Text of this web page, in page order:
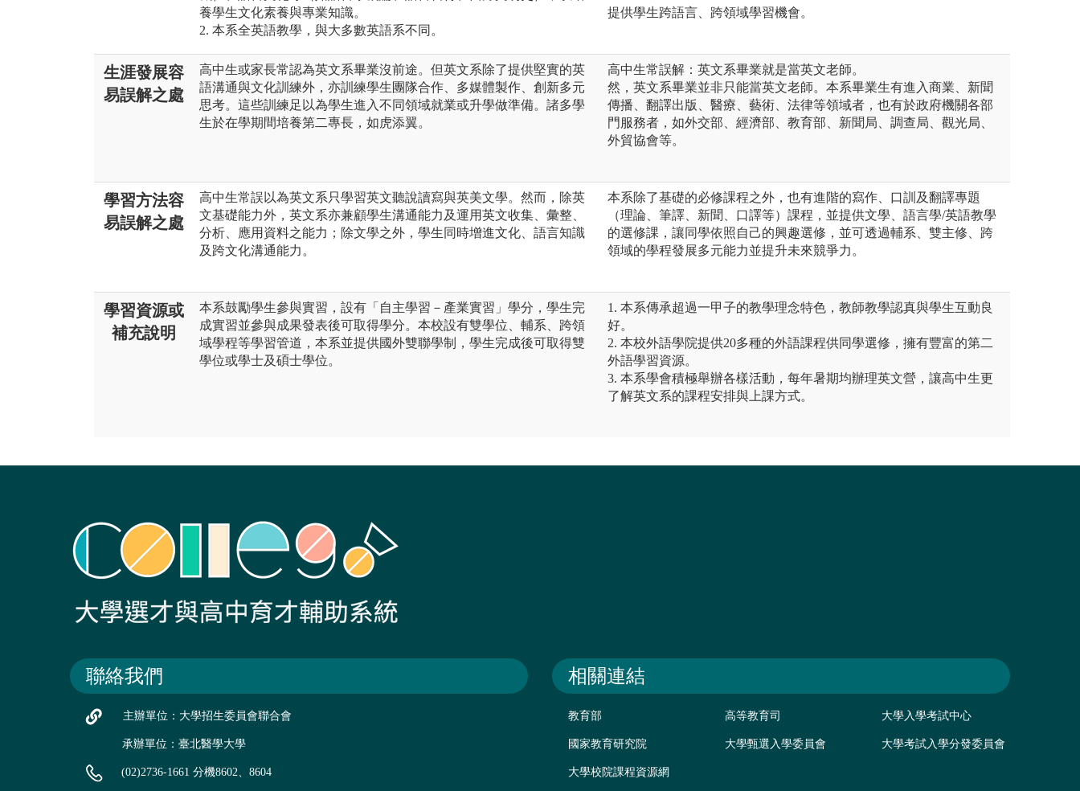
養學生文化素養與專業知識。
2. 本系全英語教學，與大多數英語系不同。
提供學生跨語言、跨領域學習機會。
生涯發展容
易誤解之處
高中生或家長常認為英文系畢業沒前途。但英文系除了提供堅實的英
語溝通與文化訓練外，亦訓練學生團隊合作、多媒體製作、創新多元
思考。這些訓練足以為學生進入不同領域就業或升學做準備。諸多學
生於在學期間培養第二專長，如虎添翼。
高中生常誤解：英文系畢業就是當英文老師。
然，英文系畢業並非只能當英文老師。本系畢業生有進入商業、新聞
傳播、翻譯出版、醫療、藝術、法律等領域者，也有於政府機關各部
門服務者，如外交部、經濟部、教育部、新聞局、調查局、觀光局、
外貿協會等。
學習方法容
易誤解之處
高中生常誤以為英文系只學習英文聽說讀寫與英美文學。然而，除英
文基礎能力外，英文系亦兼顧學生溝通能力及運用英文收集、彙整、
分析、應用資料之能力；除文學之外，學生同時增進文化、語言知識
及跨文化溝通能力。
本系除了基礎的必修課程之外，也有進階的寫作、口訓及翻譯專題
（理論、筆譯、新聞、口譯等）課程，並提供文學、語言學/英語教學
的選修課，讓同學依照自己的興趣選修，並可透過輔系、雙主修、跨
領域的學程發展多元能力並提升未來競爭力。
學習資源或
補充說明
本系鼓勵學生參與實習，設有「自主學習－產業實習」學分，學生完
成實習並參與成果發表後可取得學分。本校設有雙學位、輔系、跨領
域學程等學習管道，本系並提供國外雙聯學制，學生完成後可取得雙
學位或學士及碩士學位。
1. 本系傳承超過一甲子的教學理念特色，教師教學認真與學生互動良
好。
2. 本校外語學院提供20多種的外語課程供同學選修，擁有豐富的第二
外語學習資源。
3. 本系學會積極舉辦各樣活動，每年暑期均辦理英文營，讓高中生更
了解英文系的課程安排與上課方式。
聯絡我們
主辦單位：大學招生委員會聯合會
承辦單位：臺北醫學大學
(02)2736-1661 分機8602、8604
相關連結
教育部 高等教育司 大學入學考試中心
國家教育研究院 大學甄選入學委員會 大學考試入學分發委員會
大學校院課程資源網